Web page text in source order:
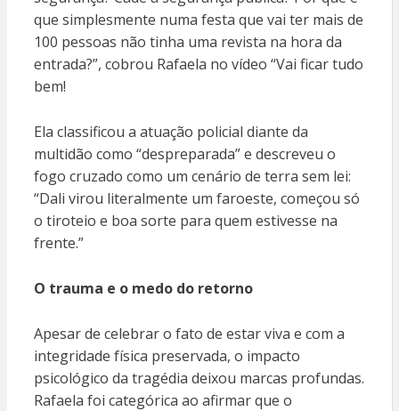
que simplesmente numa festa que vai ter mais de
100 pessoas não tinha uma revista na hora da
entrada?”, cobrou Rafaela no vídeo “Vai ficar tudo
bem!
Ela classificou a atuação policial diante da
multidão como “despreparada” e descreveu o
fogo cruzado como um cenário de terra sem lei:
“Dali virou literalmente um faroeste, começou só
o tiroteio e boa sorte para quem estivesse na
frente.”
O trauma e o medo do retorno
Apesar de celebrar o fato de estar viva e com a
integridade física preservada, o impacto
psicológico da tragédia deixou marcas profundas.
Rafaela foi categórica ao afirmar que o